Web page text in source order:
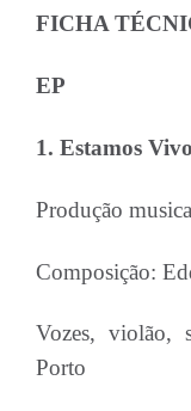
FICHA
EP
1. Estamos
Produção
Composição:
Vozes, violão,
Porto